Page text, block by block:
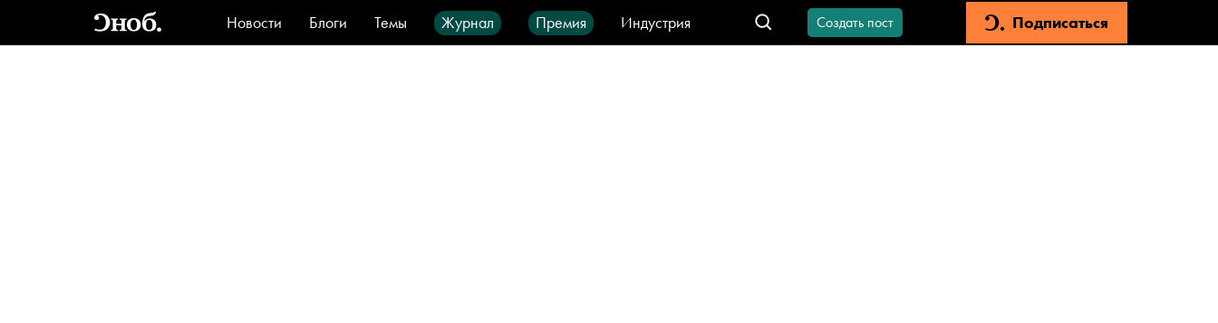
Новости Блоги Темы Журнал Премия
Индустрия
Стиль
Видео Город IT-продукты
Создать пост Подписаться